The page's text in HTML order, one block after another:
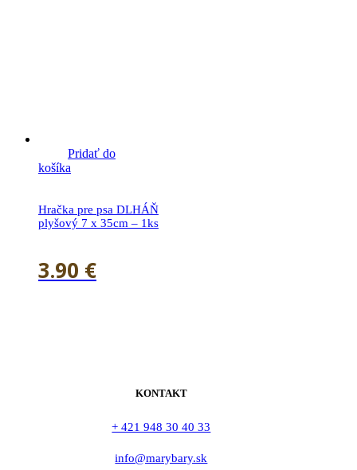
Pridať do
košíka
Hračka pre psa DLHÁŇ
plyšový 7 x 35cm – 1ks
3.90 €
KONTAKT
+ 421 948 30 40 33
info@marybary.sk